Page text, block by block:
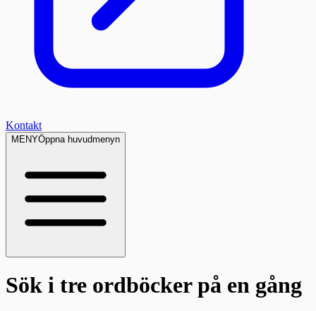
Kontakt
MENYÖppna huvudmenyn
Sök i tre ordböckerpå en gång